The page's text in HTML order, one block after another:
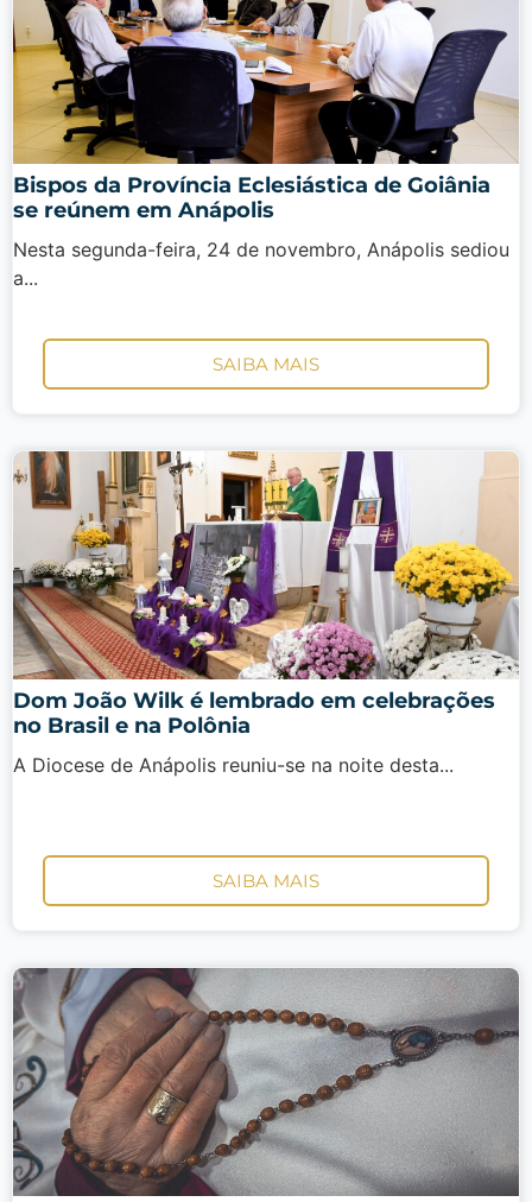
Bispos da Província Eclesiástica de Goiânia
se reúnem em Anápolis
Nesta segunda-feira, 24 de novembro, Anápolis sediou
a...
SAIBA MAIS
Dom João Wilk é lembrado em celebrações
no Brasil e na Polônia
A Diocese de Anápolis reuniu-se na noite desta...
SAIBA MAIS